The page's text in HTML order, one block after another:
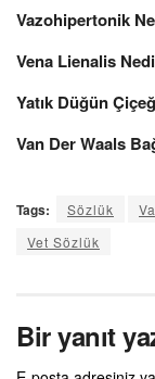
Vazohipertonik
Vena Lienalis
Yatık Düğün
Van Der Waals
Tags: Sözlük
Vet Sözlük
Bir yanıt